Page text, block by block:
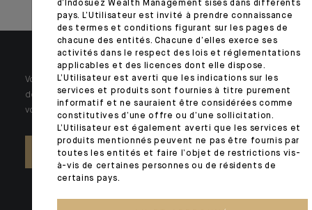
Votre patrimoine est unique et requiert des réponses spécifiques à
des problématiques singulières. Jour après jour, nos experts sont à
votre écoute.
NOUS CONTACTER
d’Indosuez Wealth Management sises dans différents
pays. L’Utilisateur est invité à prendre connaissance
des termes et conditions figurant sur les pages de
chacune des entités. Chacune d’elles exerce ses
activités dans le respect des lois et réglementations
applicables et des licences dont elle dispose.
L’Utilisateur est averti que les indications sur les
services et produits sont fournies à titre purement
informatif et ne sauraient être considérées comme
constitutives d’une offre ou d’une sollicitation.
L’Utilisateur est également averti que les services et
produits mentionnés peuvent ne pas être fournis par
toutes les entités et faire l’objet de restrictions vis-
à-vis de certaines personnes ou de résidents de
certains pays.